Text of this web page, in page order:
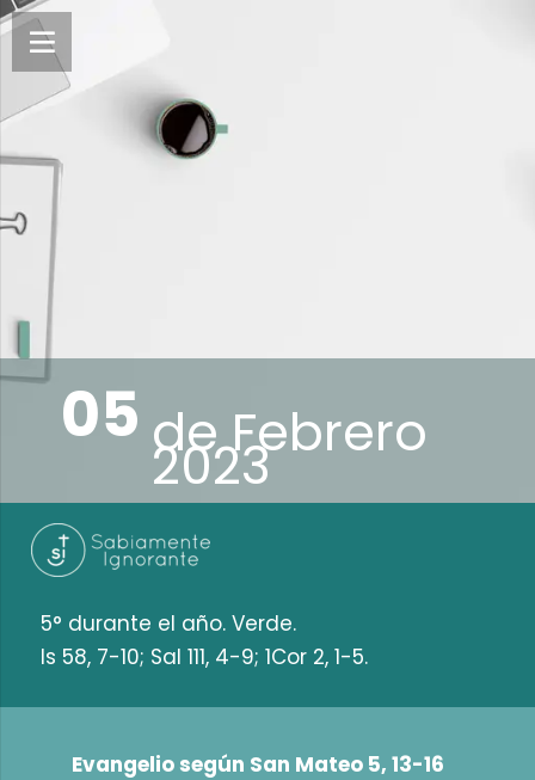
05 deFebrero
2023
5° durante el año. Verde.
Is 58, 7-10; Sal 111, 4-9; 1Cor 2, 1-5.
Evangelio según San Mateo 5, 13-16